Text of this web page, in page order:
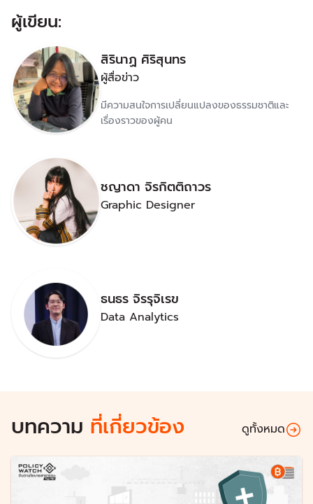
ผู้เขียน:
สิรินาฏ ศิริสุนทร
ผู้สื่อข่าว
มีความสนใจการเปลี่ยนแปลงของธรรมชาติและ
เรื่องราวของผู้คน
ชญาดา จิรกิตติถาวร
Graphic Designer
ธนธร จิรรุจิเรข
Data Analytics
บทความ ที่เกี่ยวข้อง ดูทั้งหมด